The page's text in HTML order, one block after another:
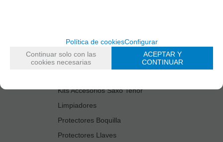
Estuches Guardacañas
Estuches Instrumento
Kits Accesorios Saxo Tenor
Limpiadores
Protectores Boquilla
Protectores Llaves
Política de cookiesConfigurar
Continuar solo con las
cookies necesarias
ACEPTAR Y
CONTINUAR